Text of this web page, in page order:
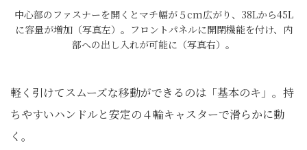
中心部のファスナーを開くとマチ幅が５cm広がり、38Lから45L
に容量が増加（写真左）。フロントパネルに開閉機能を付け、内
部への出し入れが可能に（写真右）。
軽く引けてスムーズな移動ができるのは「基本のキ」。持
ちやすいハンドルと安定の４輪キャスターで滑らかに動
く。